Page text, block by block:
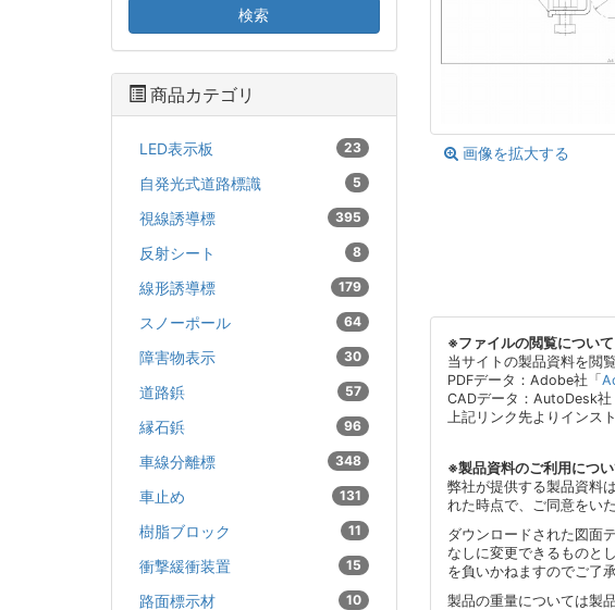
画像を拡大する
※ファイルの閲覧について
当サイトの製品資料を閲
PDFデータ：Adobe社「
CADデータ：AutoDesk社
上記リンク先よりインス
※製品資料のご利用につ
弊社が提供する製品資料
れた時点で、ご同意をい
ダウンロードされた図面
なしに変更できるものと
を負いかねますのでご了
製品の重量については製
検索
商品カテゴリ
LED表示板 23
自発光式道路標識 5
視線誘導標 395
反射シート 8
線形誘導標 179
スノーポール 64
障害物表示 30
道路鋲 57
縁石鋲 96
車線分離標 348
車止め 131
樹脂ブロック 11
衝撃緩衝装置 15
路面標示材 10